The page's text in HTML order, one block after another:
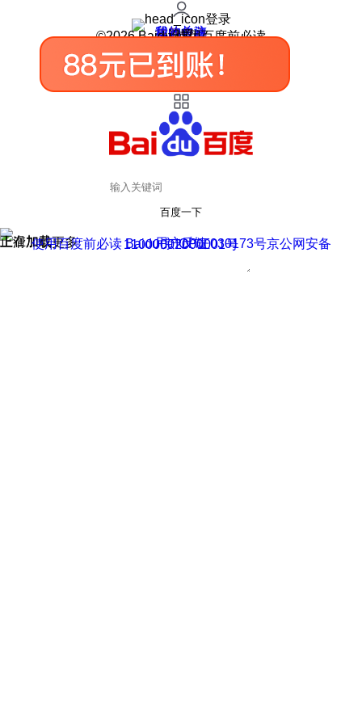
登录
我的关注
我的收藏
皮肤中心
用户反馈
设置
©2026 Baidu 使用百度前必读
百度一下
正在加载
上滑加载更多 用户反馈
使用百度前必读 Baidu 京ICP证030173号
京公网安备11000002000001号